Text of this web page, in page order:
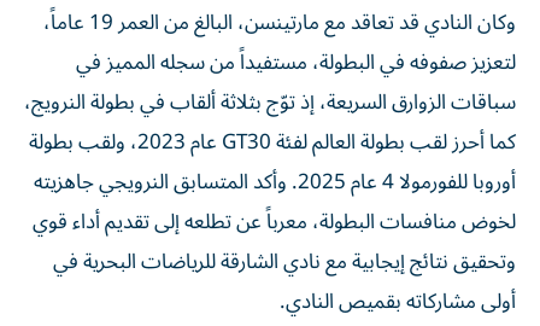
وكان النادي قد تعاقد مع مارتينسن، البالغ من العمر 19 عاماً،
لتعزيز صفوفه في البطولة، مستفيداً من سجله المميز في
سباقات الزوارق السريعة، إذ توّج بثلاثة ألقاب في بطولة النرويج،
كما أحرز لقب بطولة العالم لفئة GT30 عام 2023، ولقب بطولة
أوروبا للفورمولا 4 عام 2025. وأكد المتسابق النرويجي جاهزيته
لخوض منافسات البطولة، معرباً عن تطلعه إلى تقديم أداء قوي
وتحقيق نتائج إيجابية مع نادي الشارقة للرياضات البحرية في
أولى مشاركاته بقميص النادي.